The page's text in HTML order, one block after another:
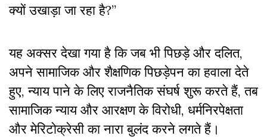
क्यों उखाड़ा जा रहा है?”
यह अक्सर देखा गया है कि जब भी पिछड़े और दलित,
अपने सामाजिक और शैक्षणिक पिछड़ेपन का हवाला देते
हुए, न्याय पाने के लिए राजनैतिक संघर्ष शुरू करते हैं, तब
सामाजिक न्याय और आरक्षण के विरोधी, धर्मनिरपेक्षता
और मेरिटोक्रेसी का नारा बुलंद करने लगते हैं।